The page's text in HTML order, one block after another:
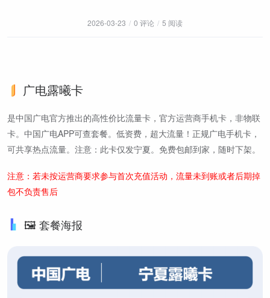
2026-03-23 / 0 评论 / 5 阅读
广电露曦卡
是中国广电官方推出的高性价比流量卡，官方运营商手机卡，非物联
卡。中国广电APP可查套餐。低资费，超大流量！正规广电手机卡，
可共享热点流量。注意：此卡仅发宁夏。免费包邮到家，随时下架。
注意：若未按运营商要求参与首次充值活动，流量未到账或者后期掉
包不负责售后
🖼️ 套餐海报